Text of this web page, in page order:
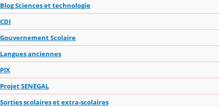
Blog Sciences et technologie
CDI
Gouvernement Scolaire
Langues anciennes
PIX
Projet SENEGAL
Sorties scolaires et extra-scolaires